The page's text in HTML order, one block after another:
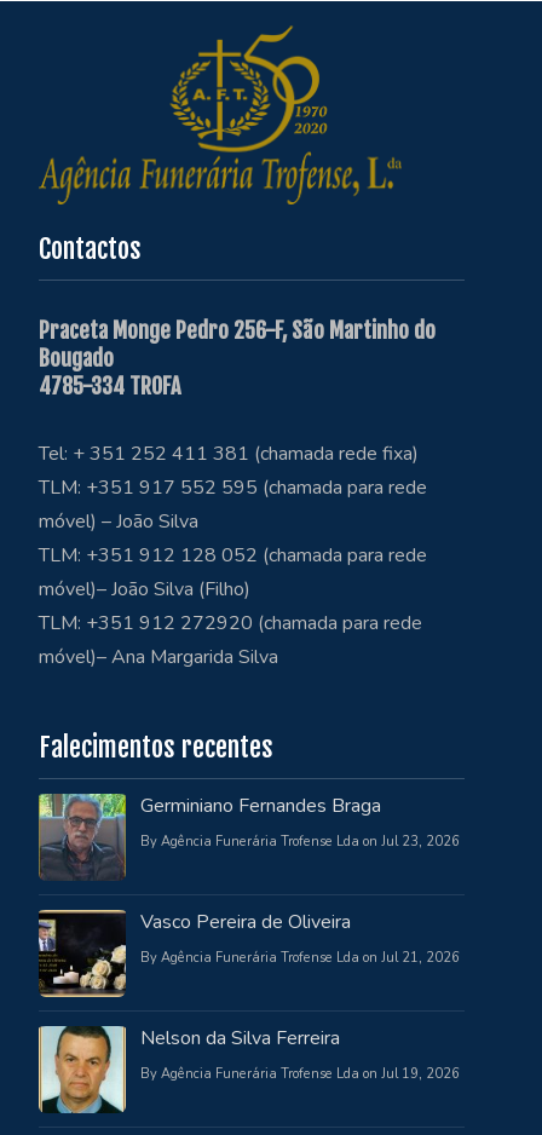
Contactos
Praceta Monge Pedro 256-F, São Martinho do
Bougado
4785-334 TROFA
Tel: + 351 252 411 381 (chamada rede fixa)
TLM: +351 917 552 595 (chamada para rede
móvel) – João Silva
TLM: +351 912 128 052 (chamada para rede
móvel)– João Silva (Filho)
TLM: +351 912 272920 (chamada para rede
móvel)– Ana Margarida Silva
Falecimentos recentes
Germiniano Fernandes Braga
By Agência Funerária Trofense Lda on Jul 23, 2026
Vasco Pereira de Oliveira
By Agência Funerária Trofense Lda on Jul 21, 2026
Nelson da Silva Ferreira
By Agência Funerária Trofense Lda on Jul 19, 2026